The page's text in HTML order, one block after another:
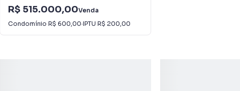
R$ 515.000,00Venda
Condomínio R$ 600,00·IPTU R$ 200,00